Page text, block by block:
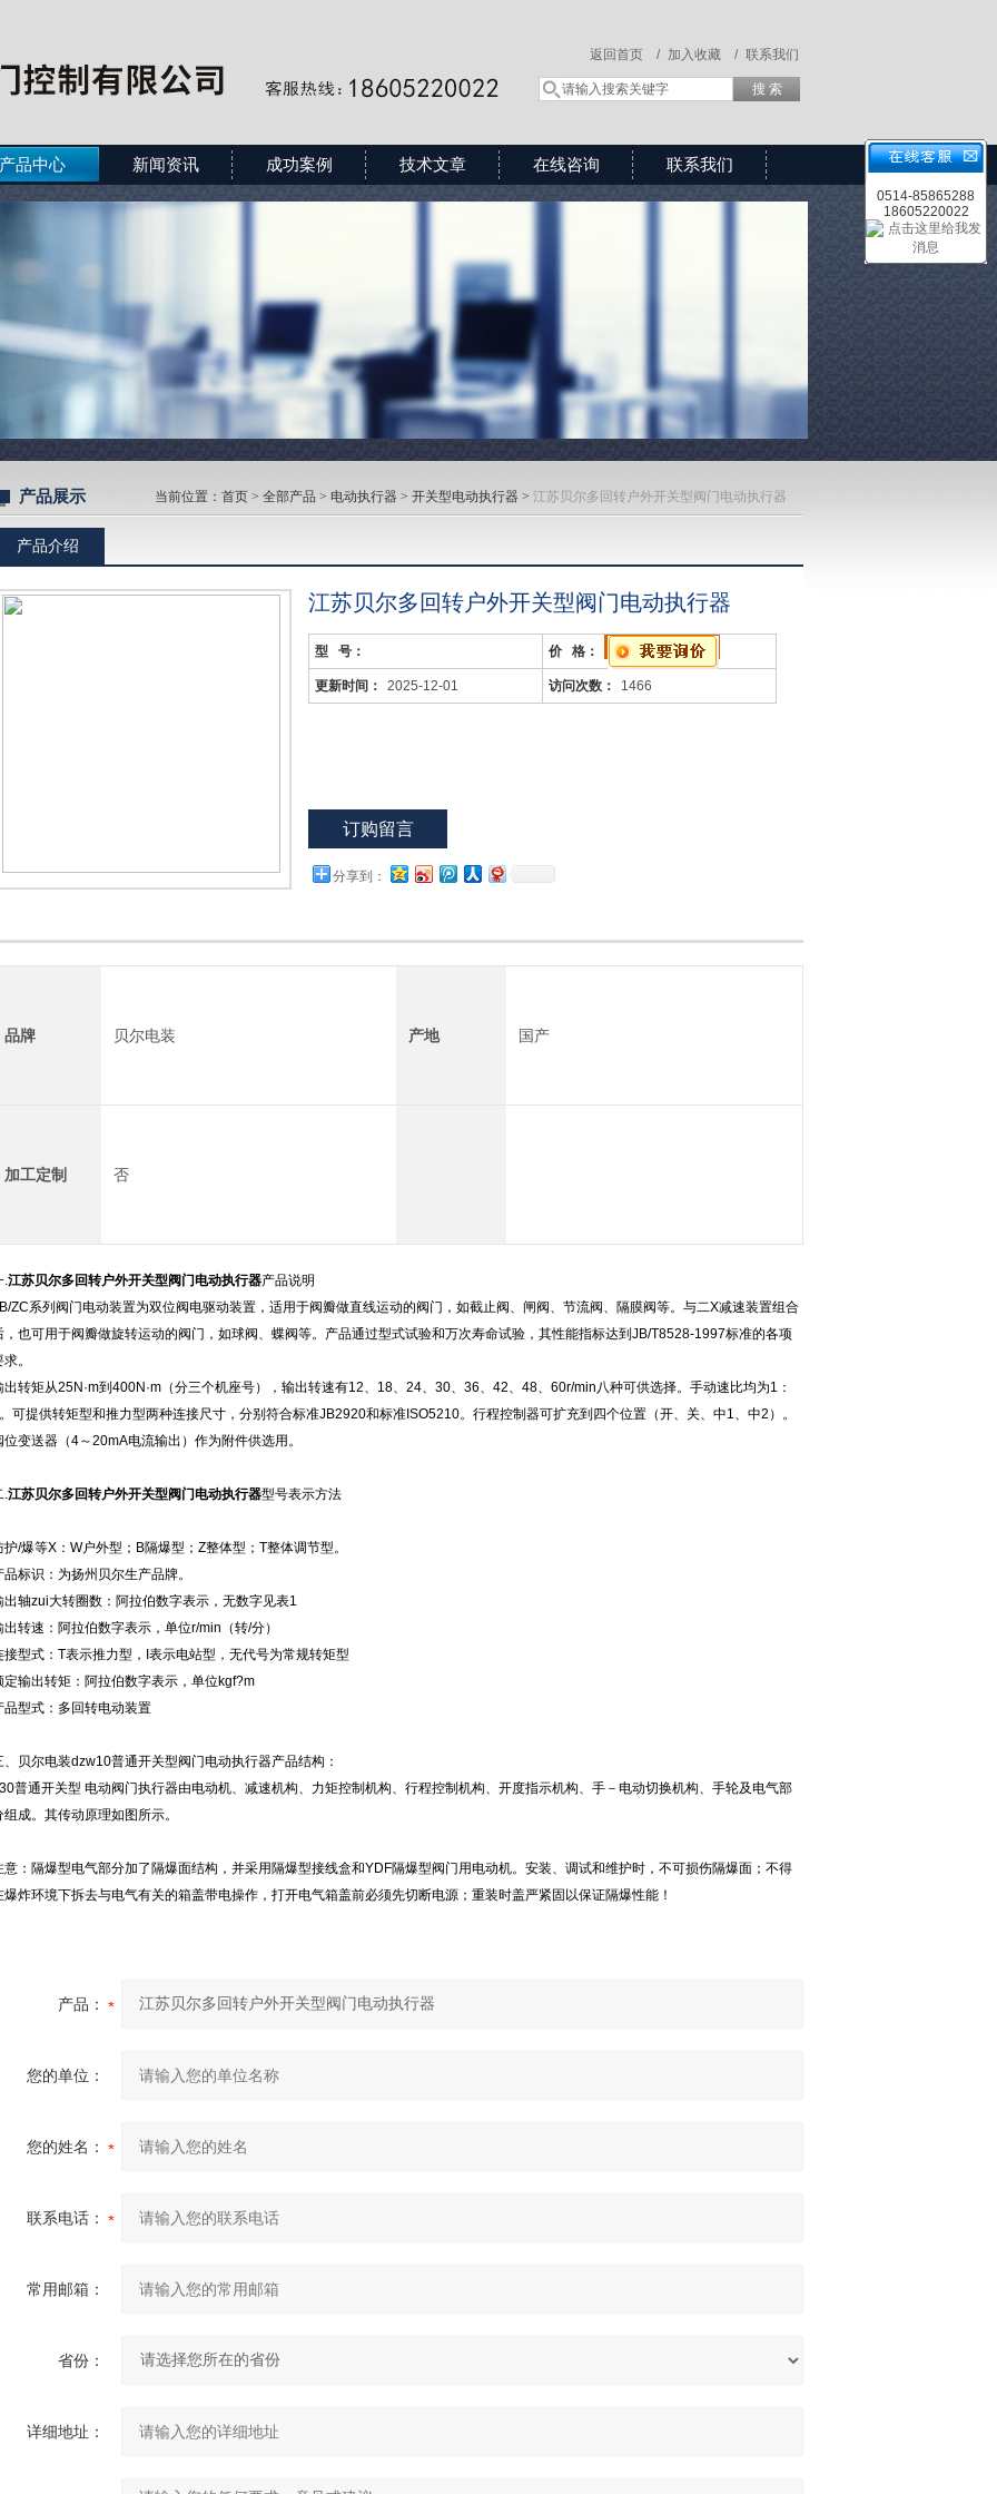
联系我们
加入收藏 /
返回首页 /
品中心 新闻资讯 成功案例 技术文章 在线咨询 联系我们
产品展示 当前位置： 首页 > 全部产品 > 电动执行器 > 开关型电动执行器 > 江苏贝尔多回转户外开关型阀门电动执行器
产品介绍
江苏贝尔多回转户外开关型阀门电动执行器
型 号： 价 格：
更新时间： 2025-12-01 访问次数： 1466
订购留言
分享到：
品牌 贝尔电装 产地 国产
加工定制 否
.江苏贝尔多回转户外开关型阀门电动执行器产品说明
ZC系列阀门电动装置为双位阀电驱动装置，适用于阀瓣做直线运动的阀门，如截止阀、闸阀、节流阀、隔膜阀等。与二X减速装置组合
，也可用于阀瓣做旋转运动的阀门，如球阀、蝶阀等。产品通过型式试验和万次寿命试验，其性能指标达到JB/T8528-1997标准的各项
。
出转矩从25N·m到400N·m（分三个机座号），输出转速有12、18、24、30、36、42、48、60r/min八种可供选择。手动速比均为1：
可提供转矩型和推力型两种连接尺寸，分别符合标准JB2920和标准ISO5210。行程控制器可扩充到四个位置（开、关、中1、中2）。
位变送器（4～20mA电流输出）作为附件供选用。
.江苏贝尔多回转户外开关型阀门电动执行器型号表示方法
护/爆等X：W户外型；B隔爆型；Z整体型；T整体调节型。
品标识：为扬州贝尔生产品牌。
出轴zui大转圈数：阿拉伯数字表示，无数字见表1
出转速：阿拉伯数字表示，单位r/min（转/分）
接型式：T表示推力型，I表示电站型，无代号为常规转矩型
定输出转矩：阿拉伯数字表示，单位kgf?m
品型式：多回转电动装置
、贝尔电装dzw10普通开关型阀门电动执行器产品结构：
普通开关型 电动阀门执行器由电动机、减速机构、力矩控制机构、行程控制机构、开度指示机构、手－电动切换机构、手轮及电气部
组成。其传动原理如图所示。
意：隔爆型电气部分加了隔爆面结构，并采用隔爆型接线盒和YDF隔爆型阀门用电动机。安装、调试和维护时，不可损伤隔爆面；不得
爆炸环境下拆去与电气有关的箱盖带电操作，打开电气箱盖前必须先切断电源；重装时盖严紧固以保证隔爆性能！
产品：
您的单位：
您的姓名：
联系电话：
常用邮箱：
省份：
详细地址：
0514-85865288
18605220022